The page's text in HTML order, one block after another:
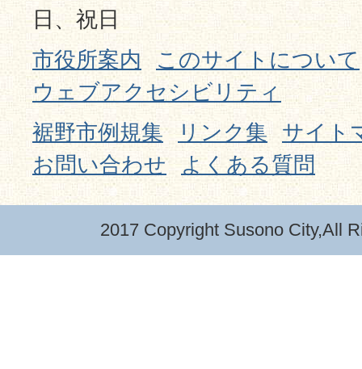
日、祝日
市役所案内
このサイトについて
ウェブアクセシビリティ
裾野市例規集
リンク集
サイト
お問い合わせ
よくある質問
2017 Copyright Susono City,All